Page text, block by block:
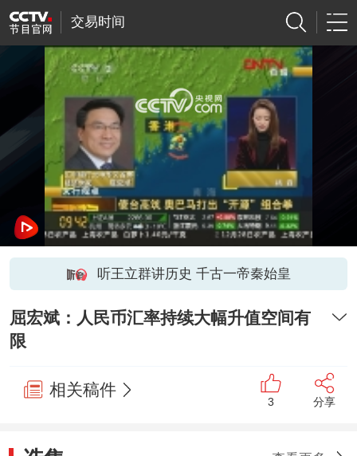
交易时间
网络开小差了，请稍后再试
听王立群讲历史 千古一帝秦始皇
屈宏斌：人民币汇率持续大幅升值空间有
限
相关稿件
3 分享